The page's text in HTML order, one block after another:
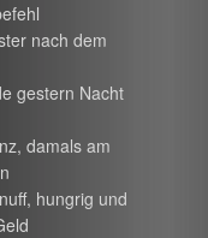
nach dem
gestern Nacht
damals am
hungrig und